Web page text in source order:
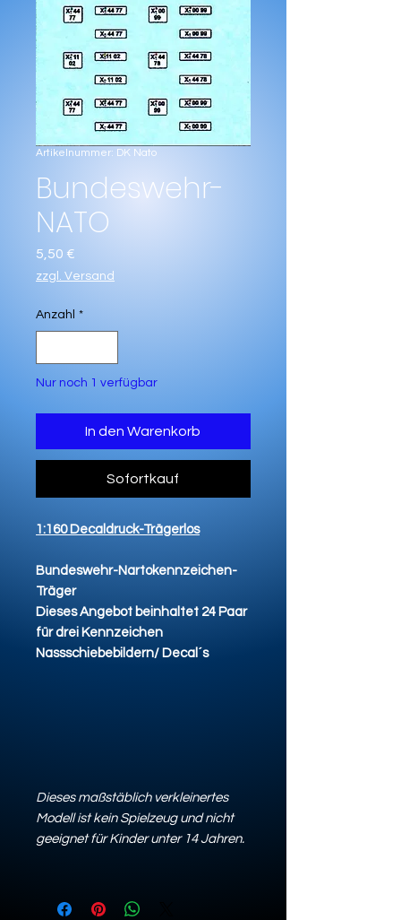
Artikelnummer: DK Nato
Bundeswehr-​
NATO
5,50 €
zzgl. Versand
Anzahl *
Nur noch 1 verfügbar
In den Warenkorb
Sofortkauf
1:160 Decaldruck-Trägerlos
Bundeswehr-Nartokennzeichen-
Träger
Dieses Angebot beinhaltet 24 Paar
für drei Kennzeichen
Nassschiebebildern/ Decal´s
Dieses maßstäblich verkleinertes
Modell ist kein Spielzeug und nicht
geeignet für Kinder unter 14 Jahren.